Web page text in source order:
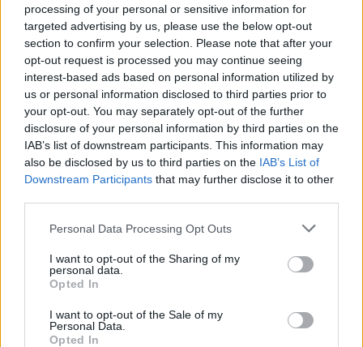
processing of your personal or sensitive information for
targeted advertising by us, please use the below opt-out
section to confirm your selection. Please note that after your
opt-out request is processed you may continue seeing
interest-based ads based on personal information utilized by
us or personal information disclosed to third parties prior to
your opt-out. You may separately opt-out of the further
disclosure of your personal information by third parties on the
IAB’s list of downstream participants. This information may
also be disclosed by us to third parties on the IAB’s List of
Downstream Participants that may further disclose it to other
Personal Data Processing Opt Outs
I want to opt-out of the Sharing of my
personal data.
Opted In
I want to opt-out of the Sale of my
Personal Data.
Opted In